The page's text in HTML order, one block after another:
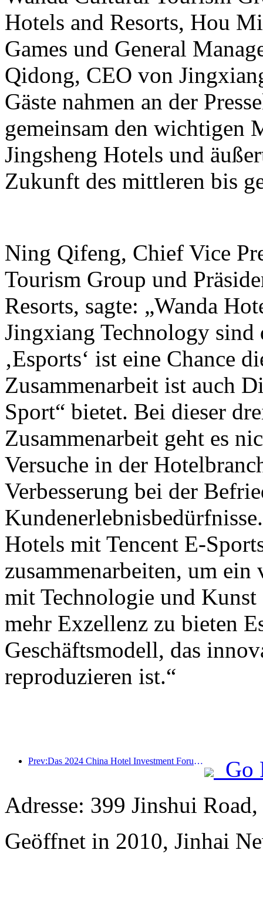
Hotels and Resorts, Hou
Games und General
Qidong, CEO von
Gäste nahmen an der
gemeinsam den wichtigen
Jingsheng Hotels und
Zukunft des mittleren bis
Ning Qifeng, Chief Vice
Tourism Group und
Resorts, sagte: „Wanda
Jingxiang Technology sind
‚Esports‘ ist eine Chance
Zusammenarbeit ist auch
Sport“ bietet. Bei dieser
Zusammenarbeit geht es
Versuche in der
Verbesserung bei der
Hotels mit Tencent E-
zusammenarbeiten, um
mit Technologie und Kunst
mehr Exzellenz zu bieten
Geschäftsmodell, das
reproduzieren ist.“
Prev:Das 2024 China Hotel Investment Forum wurde erfolgreich in Peking abgehalten
Go
Adresse: 399 Jinshui
Geöffnet in 2010, Jinhai